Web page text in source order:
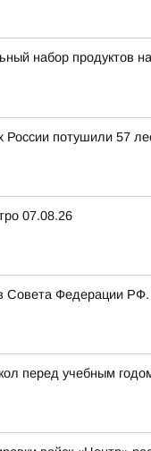
продуктов на
России потушили 57
07.08.26
Совета Федерации РФ.
перед учебным